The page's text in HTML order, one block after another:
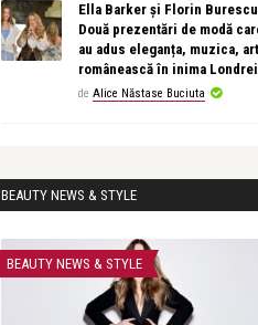
Ella Barker și Florin
Două prezentări de modă
au adus eleganța, muzica,
românească în inima Londrei
de Alice Năstase Buciuta
BEAUTY NEWS & STYLE
BEAUTY NEWS & STYLE